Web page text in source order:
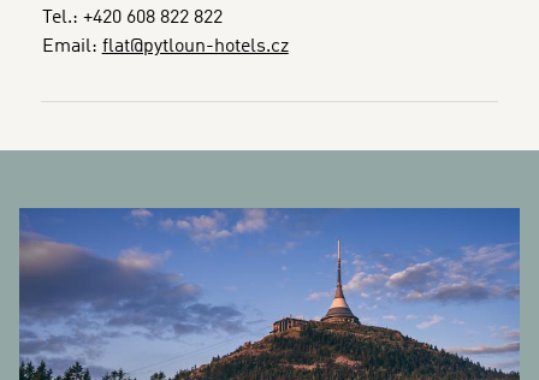
Tel.: +420 608 822 822
Email: flat@pytloun-hotels.cz
BANNERS